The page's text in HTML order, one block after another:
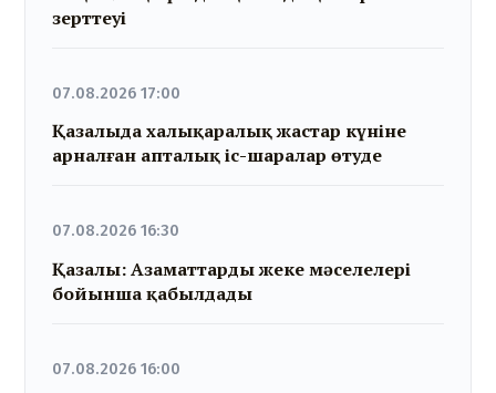
зерттеуі
07.08.2026 17:00
Қазалыда халықаралық жастар күніне
арналған апталық іс-шаралар өтуде
07.08.2026 16:30
Қазалы: Азаматтарды жеке мәселелері
бойынша қабылдады
07.08.2026 16:00